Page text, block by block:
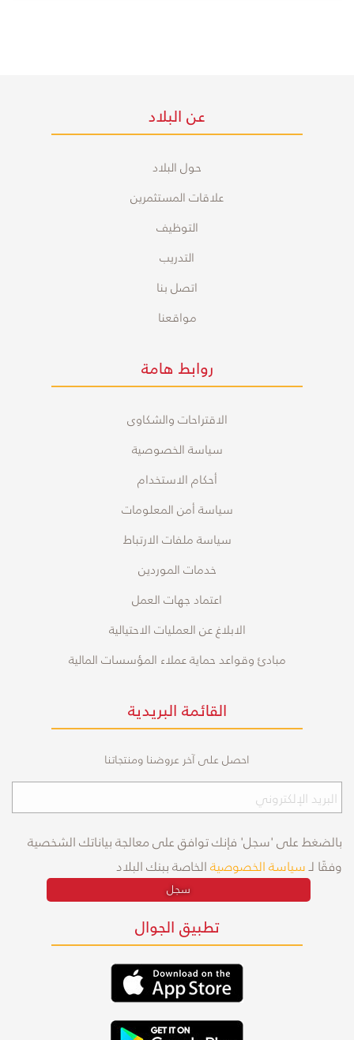
عن البلاد
حول البلاد
علاقات المستثمرين
التوظيف
التدريب
اتصل بنا
مواقعنا
روابط هامة
الاقتراحات والشكاوى
سياسة الخصوصية
أحكام الاستخدام
سياسة أمن المعلومات
سياسة ملفات الارتباط
خدمات الموردين
اعتماد جهات العمل
الابلاغ عن العمليات الاحتيالية
مبادئ وقواعد حماية عملاء المؤسسات المالية
القائمة البريدية
احصل على آخر عروضنا ومنتجاتنا
بالضغط على 'سجل' فإنك توافق على معالجة بياناتك الشخصية
وفقًا لـسياسة الخصوصيةالخاصة ببنك البلاد
سجل
تطبيق الجوال